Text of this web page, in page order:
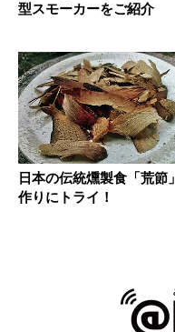
型スモーカーをご紹介
日本の伝統燻製食「荒節」
作りにトライ！